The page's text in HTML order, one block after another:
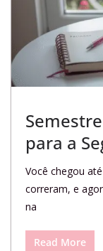
para a
Você chegou
correram, e
na
Read More